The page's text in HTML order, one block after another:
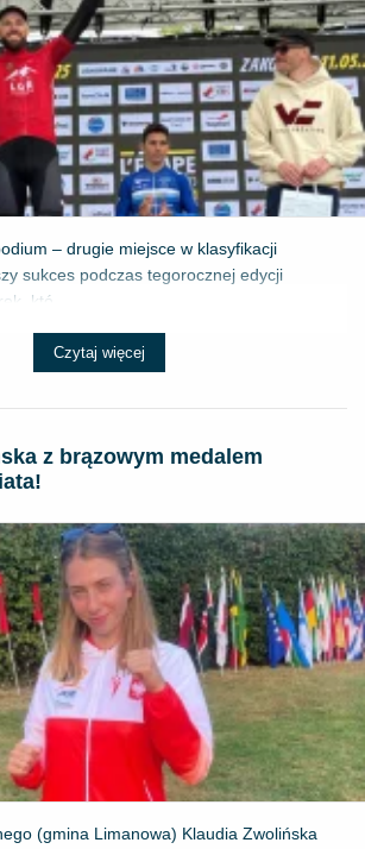
– drugie miejsce w klasyfikacji
sukces podczas tegorocznej edycji
któ...
Czytaj więcej
z brązowym medalem
(gmina Limanowa) Klaudia Zwolińska